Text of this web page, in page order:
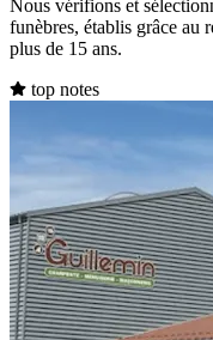
Nous vérifions et
funèbres, établis grâce au
plus de 15 ans.
top notes